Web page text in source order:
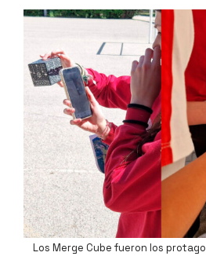
Los Merge Cube fueron los